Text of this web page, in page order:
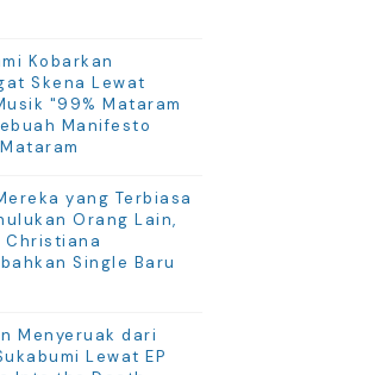
Kobarkan
Skena Lewat
"99% Mataram
Manifesto
yang Terbiasa
Orang Lain,
Christiana
Single Baru
Menyeruak dari
Lewat EP